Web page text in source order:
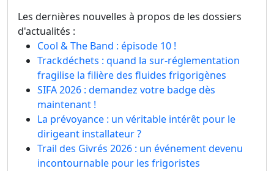
Les dernières nouvelles à propos de les dossiers
d'actualités :
Cool & The Band : épisode 10 !
Trackdéchets : quand la sur-réglementation
fragilise la filière des fluides frigorigènes
SIFA 2026 : demandez votre badge dès
maintenant !
La prévoyance : un véritable intérêt pour le
dirigeant installateur ?
Trail des Givrés 2026 : un événement devenu
incontournable pour les frigoristes